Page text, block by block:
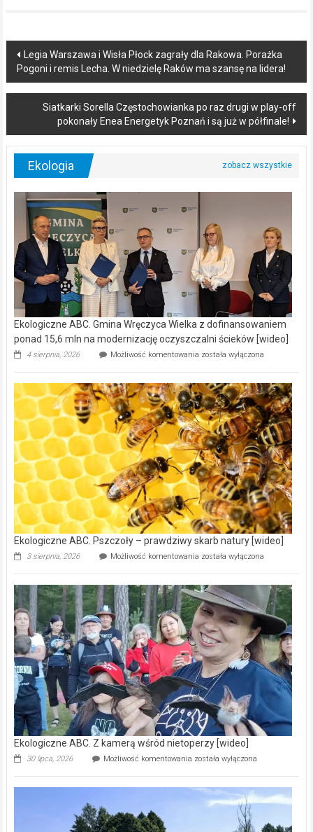
Post
navigation
Legia Warszawa i Wisła Płock zagrały dla Rakowa. Porażka
Pogoni i remis Lecha. W niedzielę Raków ma szansę na lidera!
Siatkarki Sorella Częstochowianka po raz drugi w play-off
pokonały Enea Energetyk Poznań i są już w półfinale!
Ekologia
Ekologiczne ABC. Gmina Wręczyca Wielka z dofinansowaniem
ponad 15,6 mln na modernizację oczyszczalni ścieków [wideo]
4 sierpnia, 2026 Możliwość komentowania Ekologiczne
Wręczyca
Wielka
z
dofinansowaniem
ponad
15,6
mln
na
modernizację
oczyszczalni
ścieków
[wideo]
została wyłączona
Ekologiczne ABC. Pszczoły – prawdziwy skarb natury [wideo]
3 sierpnia, 2026 Możliwość komentowania Ekologiczne
–
prawdziwy
skarb
natury
[wideo]
została wyłączona
Ekologiczne ABC. Z kamerą wśród nietoperzy [wideo]
30 lipca, 2026 Możliwość komentowania Ekologiczne
kamerą
wśród
została wyłączona